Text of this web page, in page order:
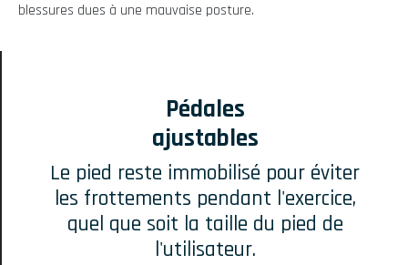
blessures dues à une mauvaise posture.
Pédales
ajustables
Le pied reste immobilisé pour éviter
les frottements pendant l'exercice,
quel que soit la taille du pied de
l'utilisateur.